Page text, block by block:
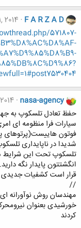
F A R Z A D
2014
571807-
nasa-agency
حفظ تعادل تلسکوپ به
سیارات فرا منظومه ای
فوتون هاییست(پرتوهای
شدیدا در ناپایداری
تلسکوپ تحت این شرایط
قرار است کشفیات جدیدی
//
مهندسان روش نوآورانه
خورشیدی بعنوان
کردند